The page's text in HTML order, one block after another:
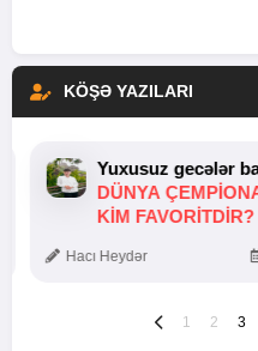
KÖŞƏ YAZILARI
Yuxusuz gecələr
DÜNYA
KIM FAVORITDIR?
Hacı Heydər
1 2 3